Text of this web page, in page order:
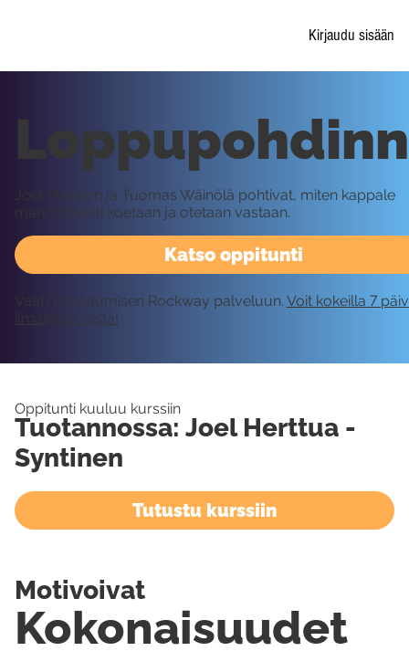
Kirjaudu sisään
Katso oppitunti
Joel Mäkinen ja Tuomas Wäinölä pohtivat, miten kappale
mahdollisesti koetaan ja otetaan vastaan.
Vaatii kirjautumisen Rockway palveluun. Voit kokeilla 7
ilmaiseksi tästä!
Oppitunti kuuluu kurssiin
Tuotannossa: Joel Herttua -
Syntinen
Tutustu kurssiin
Kokonaisuudet
Motivoivat